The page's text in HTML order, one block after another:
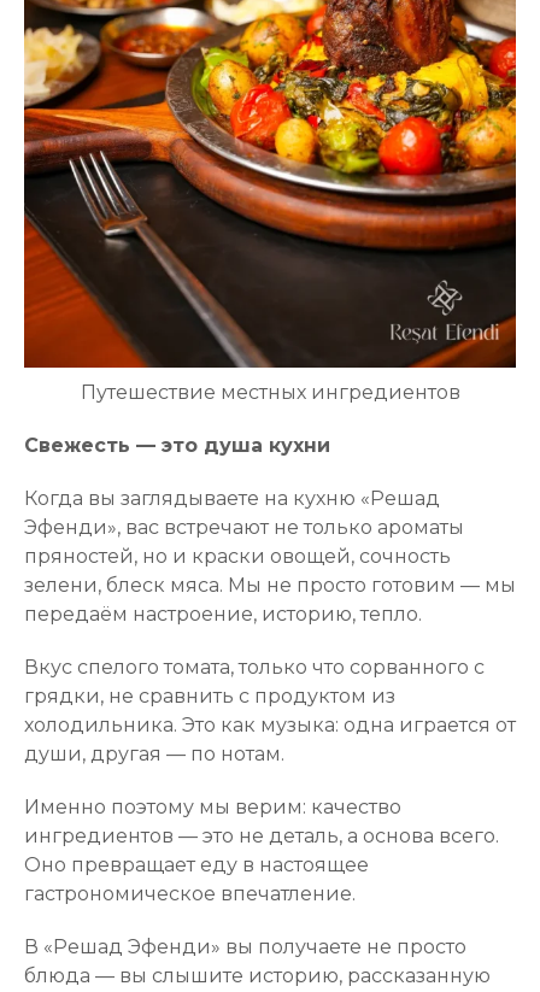
Путешествие местных ингредиентов
Свежесть — это душа кухни
Когда вы заглядываете на кухню « Решад
Эфенди», вас встречают не только ароматы
пряностей, но и краски овощей, сочность
зелени, блеск мяса. Мы не просто готовим — мы
передаём настроение, историю, тепло.
Вкус спелого томата, только что сорванного с
грядки, не сравнить с продуктом из
холодильника. Это как музыка: одна играется от
души, другая — по нотам.
Именно поэтому мы верим: качество
ингредиентов — это не деталь, а основа всего.
Оно превращает еду в настоящее
гастрономическое впечатление.
В «Решад Эфенди» вы получаете не просто
блюда — вы слышите историю, рассказанную